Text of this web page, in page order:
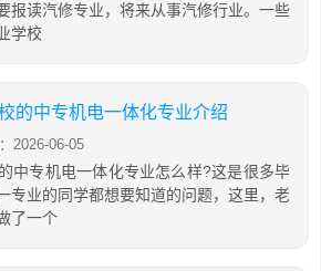
报读汽修专业，将来从事汽修行业。一些
学校
的中专机电一体化专业介绍
2026-06-05
中专机电一体化专业怎么样?这是很多毕
专业的同学都想要知道的问题，这里，老
了一个